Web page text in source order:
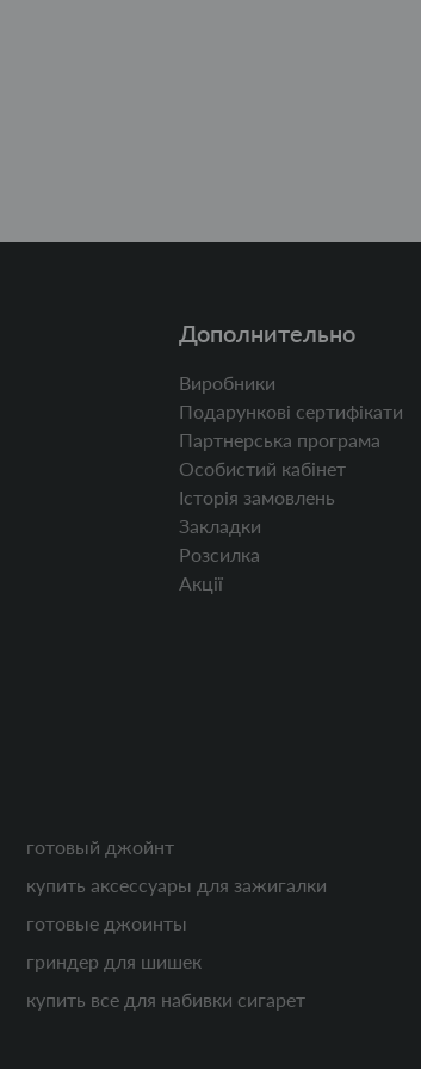
Дополнительно
Виробники
Подарункові сертифікати
Партнерська програма
Особистий кабінет
Історія замовлень
Закладки
Розсилка
Акції
готовый джойнт
купить аксессуары для зажигалки
готовые джоинты
гриндер для шишек
купить все для набивки сигарет